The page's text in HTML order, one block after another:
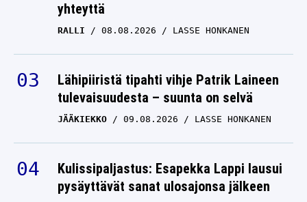
3000M ESTEET
24.08.2024
yhteyttä
RALLI 08.08.2026 LASSE HONKANEN
Lähipiiristä tipahti vihje Patrik Laineen
tulevaisuudesta – suunta on selvä
JÄÄKIEKKO 09.08.2026 LASSE HONKANEN
Kulissipaljastus: Esapekka Lappi lausui
pysäyttävät sanat ulosajonsa jälkeen